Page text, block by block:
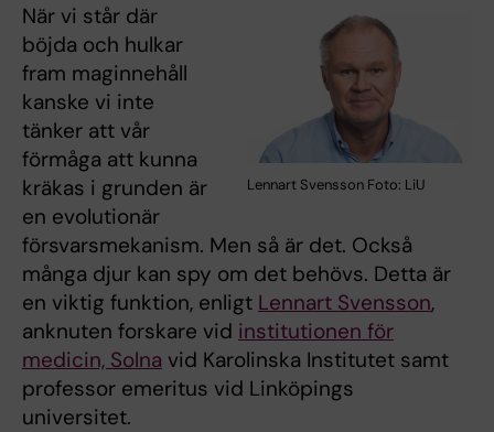
Lennart Svensson Foto: LiU
När vi står där
böjda och hulkar
fram maginnehåll
kanske vi inte
tänker att vår
förmåga att kunna
kräkas i grunden är
en evolutionär
försvarsmekanism. Men så är det. Också
många djur kan spy om det behövs. Detta är
en viktig funktion, enligt Lennart Svensson,
anknuten forskare vid institutionen för
medicin, Solna vid Karolinska Institutet samt
professor emeritus vid Linköpings
universitet.